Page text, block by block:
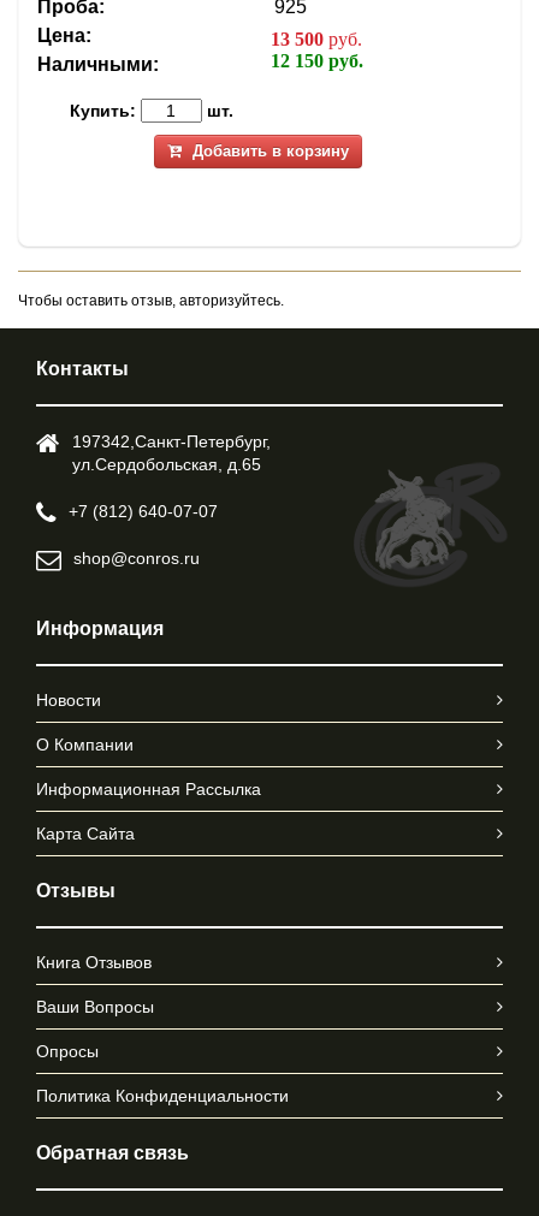
Проба:
925
Цена:
13 500 руб.
Наличными:
12 150 руб.
Купить: шт.
Добавить в корзину
Чтобы оставить отзыв, авторизуйтесь.
Контакты
197342,Cанкт-Петербург,
ул.Cердобольская, д.65
+7 (812) 640-07-07
shop@conros.ru
Информация
Новости
О Компании
Информационная Рассылка
Карта Сайта
Отзывы
Книга Отзывов
Ваши Вопросы
Опросы
Политика Конфиденциальности
Обратная связь